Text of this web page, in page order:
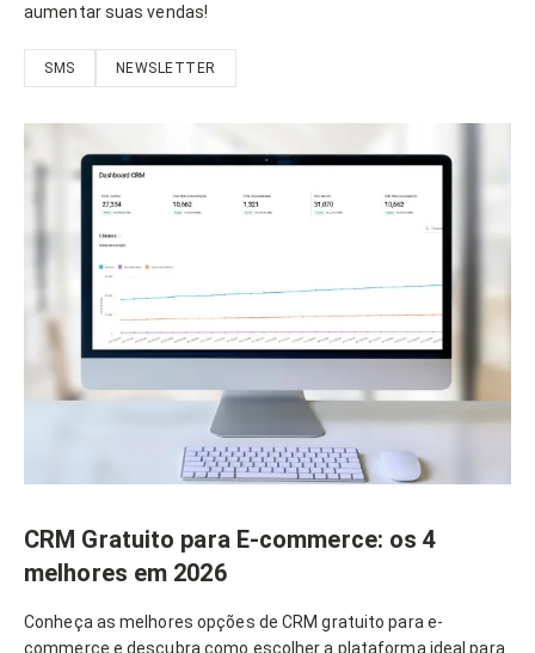
aumentar suas vendas!
SMS NEWSLETTER
CRM Gratuito para E-commerce: os 4
melhores em 2026
Conheça as melhores opções de CRM gratuito para e-
commerce e descubra como escolher a plataforma ideal para